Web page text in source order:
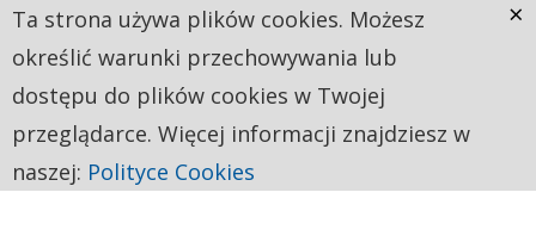
Ta strona używa plików cookies. Możesz
określić warunki przechowywania lub
dostępu do plików cookies w Twojej
przeglądarce. Więcej informacji znajdziesz w
naszej: Polityce Cookies
×